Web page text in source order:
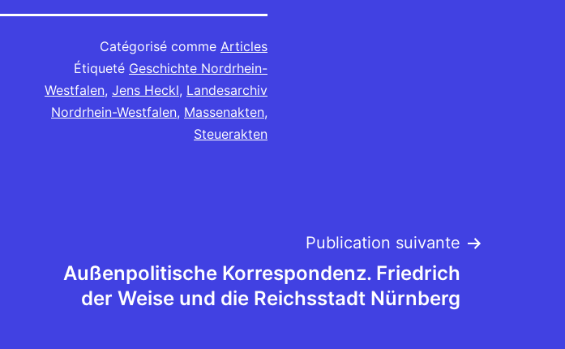
Catégorisé comme Articles
Étiqueté Geschichte Nordrhein-
Westfalen, Jens Heckl, Landesarchiv
Nordrhein-Westfalen, Massenakten,
Steuerakten
Publication suivante
Außenpolitische Korrespondenz. Friedrich
der Weise und die Reichsstadt Nürnberg